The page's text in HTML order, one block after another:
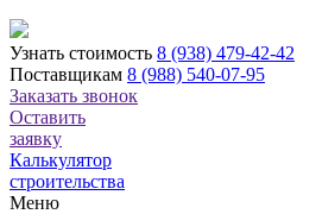
Узнать стоимость 8 (938) 479-42-42
Поставщикам 8 (988) 540-07-95
Заказать звонок
Оставить
заявку
Калькулятор
строительства
Меню